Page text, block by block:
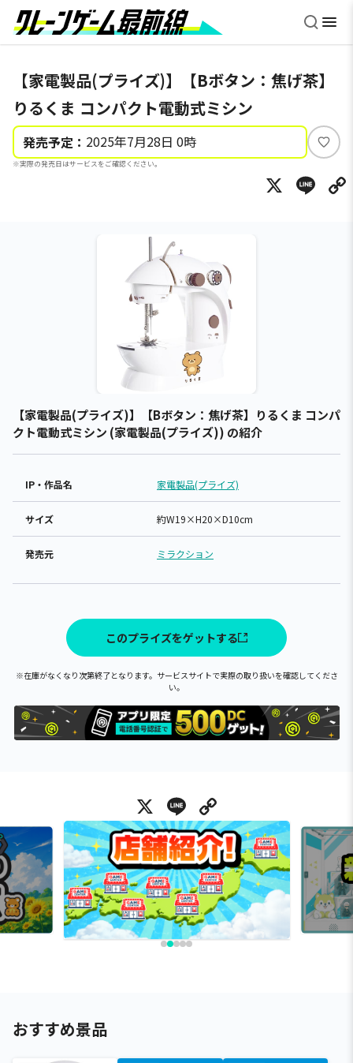
【家電製品(プライズ)】【Bボタン：焦げ茶】
りるくま コンパクト電動式ミシン
発売予定： 2025年7月28日 0時
※実際の発売日はサービスをご確認ください。
い
ね
X
【家電製品(プライズ)】【Bボタン：焦げ茶】りるくま コンパ
クト電動式ミシン (家電製品(プライズ)) の紹介
IP・作品名 家電製品(プライズ)
サイズ 約W19×H20×D10cm
発売元 ミラクション
このプライズをゲットする
※在庫がなくなり次第終了となります。サービスサイトで実際の取り扱いを確認してくださ
い。
X Line
おすすめ景品